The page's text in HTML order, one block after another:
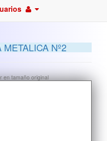
Nº2
en tamaño original